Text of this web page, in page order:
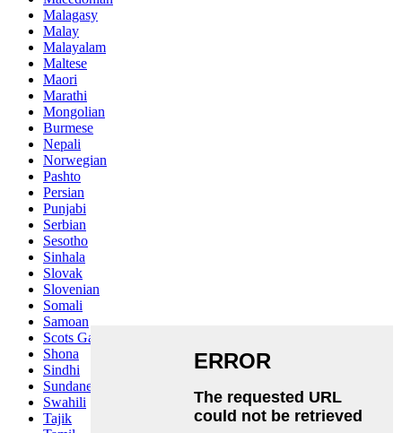
Malagasy
Malay
Malayalam
Maltese
Maori
Marathi
Mongolian
Burmese
Nepali
Norwegian
Pashto
Persian
Punjabi
Serbian
Sesotho
Sinhala
Slovak
Slovenian
Somali
Samoan
Scots Gaelic
Shona
Sindhi
Sundanese
Swahili
Tajik